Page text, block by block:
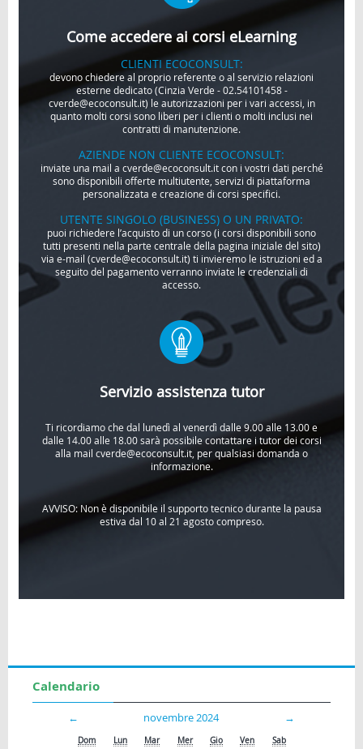
Come accedere ai corsi eLearning
CLIENTI ECOCONSULT:
devono chiedere al proprio referente o al servizio relazioni
esterne dedicato (Cinzia Verde - 02.54101458 -
cverde@ecoconsult.it) le autorizzazioni per i vari accessi, in
quanto molti corsi sono liberi per i clienti o molti inclusi nei
contratti di manutenzione.
AZIENDE NON CLIENTE ECOCONSULT:
inviate una mail a cverde@ecoconsult.it con i vostri dati perché
sono disponibili offerte multiutente, servizi di piattaforma
personalizzata e creazione di corsi specifici.
UTENTE SINGOLO (BUSINESS) O UN PRIVATO:
puoi richiedere l’acquisto di un corso (i corsi disponibili sono
tutti presenti nella parte centrale della pagina iniziale del sito)
via e-mail (cverde@ecoconsult.it) ti invieremo le istruzioni ed a
seguito del pagamento verranno inviate le credenziali di
accesso.
Servizio assistenza tutor
Ti ricordiamo che dal lunedì al venerdì dalle 9.00 alle 13.00 e
dalle 14.00 alle 18.00 sarà possibile contattare i tutor dei corsi
alla mail cverde@ecoconsult.it, per qualsiasi domanda o
informazione.
AVVISO: Non è disponibile il supporto tecnico durante la pausa
estiva dal 10 al 21 agosto compreso.
Calendario
← novembre 2024 →
Dom Lun Mar Mer Gio Ven Sab